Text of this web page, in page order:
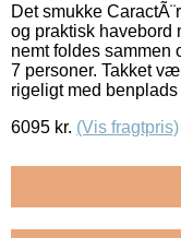
Det smukke
og praktisk havebord
nemt foldes sammen
7 personer. Takket
rigeligt med benplads
6095 kr. (Vis fragtpris)